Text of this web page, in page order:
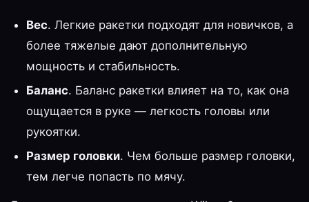
Вес. Легкие ракетки подходят для новичков, а
более тяжелые дают дополнительную
мощность и стабильность.
Баланс. Баланс ракетки влияет на то, как она
ощущается в руке — легкость головы или
рукоятки.
Размер головки. Чем больше размер головки,
тем легче попасть по мячу.